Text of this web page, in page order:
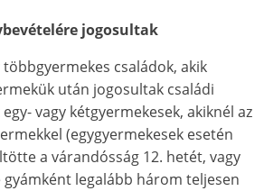
jogosultak
családok, akik
után jogosultak családi
vagy kétgyermekesek, akiknél az
(egygyermekesek esetén
a várandósság 12. hetét, vagy
gyámként legalább három teljesen